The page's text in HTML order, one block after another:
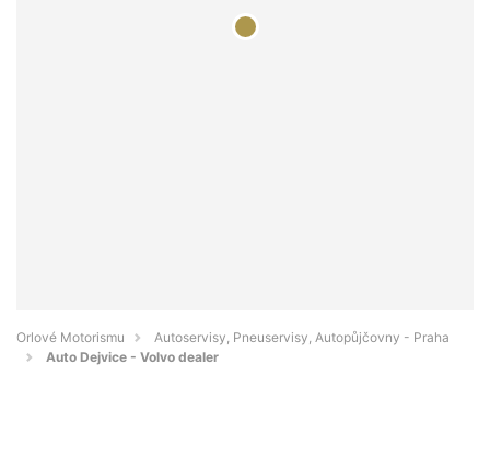
Orlové Motorismu
Autoservisy, Pneuservisy, Autopůjčovny - Praha
Auto Dejvice - Volvo dealer